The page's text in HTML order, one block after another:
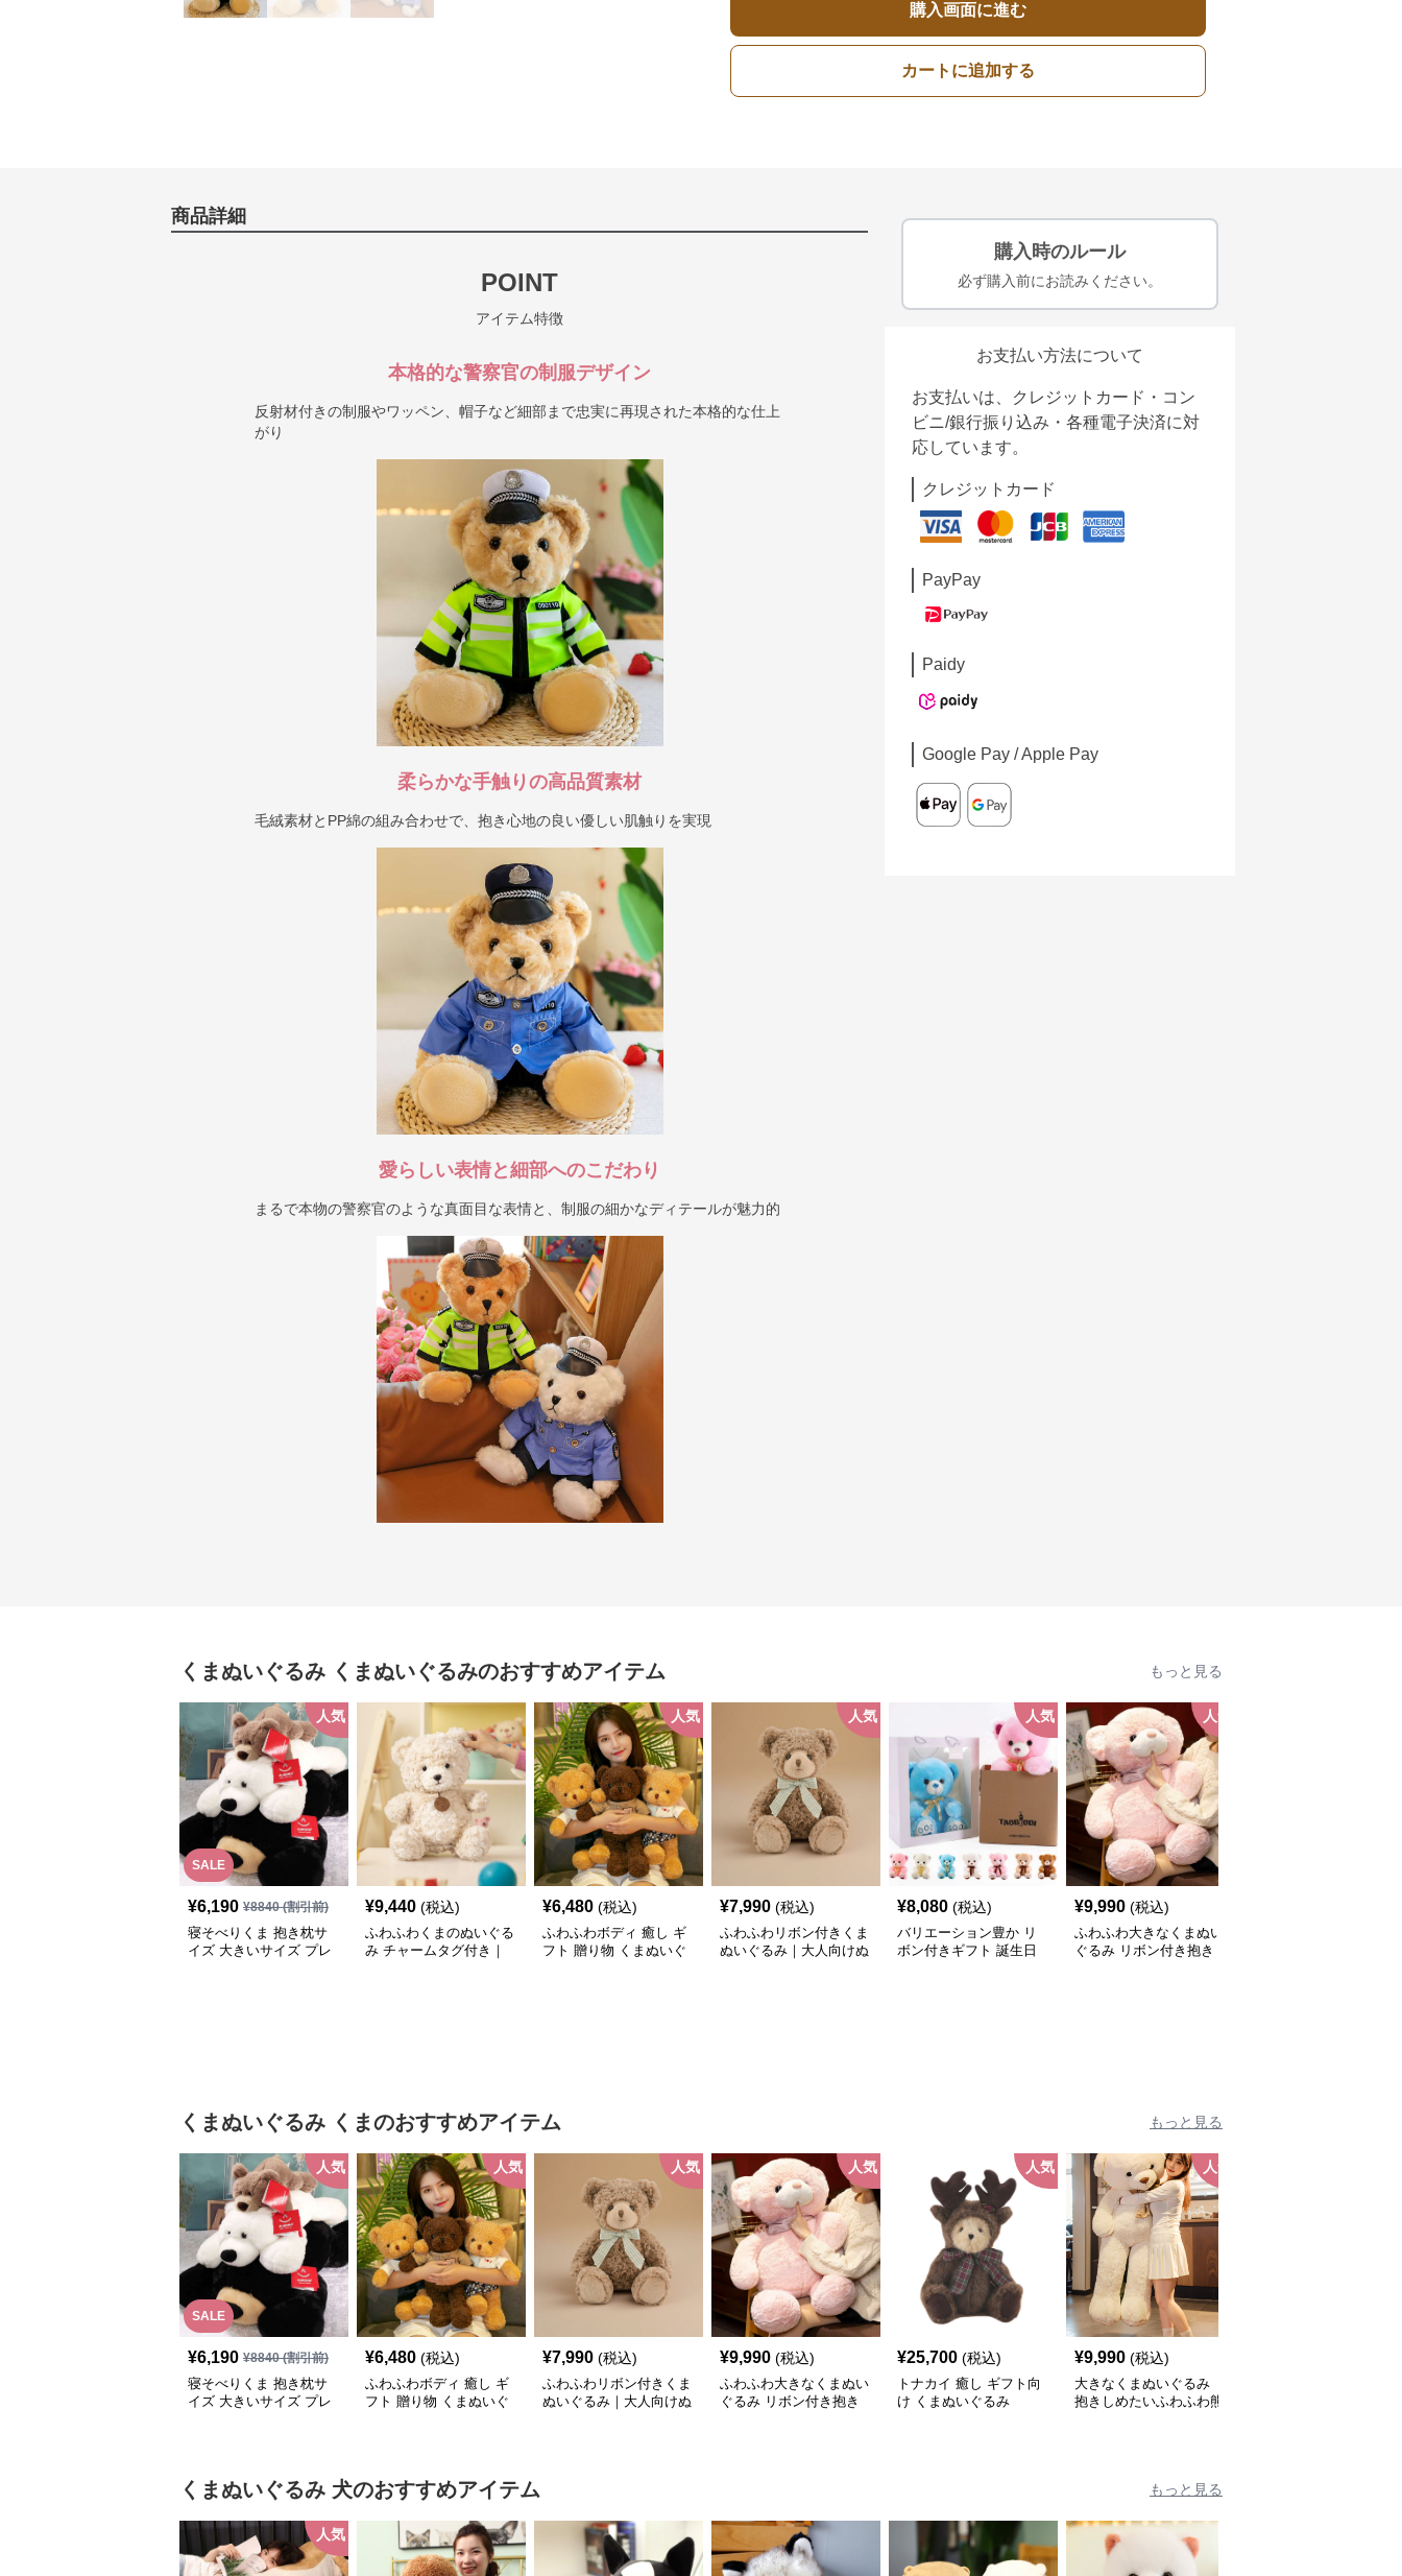
購入画面に進む
カートに追加する
商品詳細
POINT
アイテム特徴
本格的な警察官の制服デザイン
反射材付きの制服やワッペン、帽子など細部まで忠実に再現された本格的な仕上
がり
柔らかな手触りの高品質素材
毛絨素材とPP綿の組み合わせで、抱き心地の良い優しい肌触りを実現
愛らしい表情と細部へのこだわり
まるで本物の警察官のような真面目な表情と、制服の細かなディテールが魅力的
購入時のルール
必ず購入前にお読みください。
お支払い方法について
お支払いは、クレジットカード・コン
ビニ/銀行振り込み・各種電子決済に対
応しています。
クレジットカード
PayPay
Paidy
Google Pay / Apple Pay
くまぬいぐるみ くまぬいぐるみのおすすめアイテム もっと見る
SALE
人気
¥6,190 ¥8840(割引前)
寝そべりくま 抱き枕サ
イズ 大きいサイズ プレ
¥9,440 (税込)
ふわふわくまのぬいぐる
み チャームタグ付き｜
人気
¥6,480 (税込)
ふわふわボディ 癒し ギ
フト 贈り物 くまぬいぐ
人気
¥7,990 (税込)
ふわふわリボン付きくま
ぬいぐるみ｜大人向けぬ
人気
¥8,080 (税込)
バリエーション豊か リ
ボン付きギフト 誕生日
人気
¥9,990 (税込)
ふわふわ大きなくまぬい
ぐるみ リボン付き抱き
くまぬいぐるみ くまのおすすめアイテム もっと見る
SALE
人気
¥6,190 ¥8840(割引前)
寝そべりくま 抱き枕サ
イズ 大きいサイズ プレ
人気
¥6,480 (税込)
ふわふわボディ 癒し ギ
フト 贈り物 くまぬいぐ
人気
¥7,990 (税込)
ふわふわリボン付きくま
ぬいぐるみ｜大人向けぬ
人気
¥9,990 (税込)
ふわふわ大きなくまぬい
ぐるみ リボン付き抱き
人気
¥25,700 (税込)
トナカイ 癒し ギフト向
け くまぬいぐるみ
人気
¥9,990 (税込)
大きなくまぬいぐるみ
抱きしめたいふわふわ熊
くまぬいぐるみ 犬のおすすめアイテム もっと見る
人気